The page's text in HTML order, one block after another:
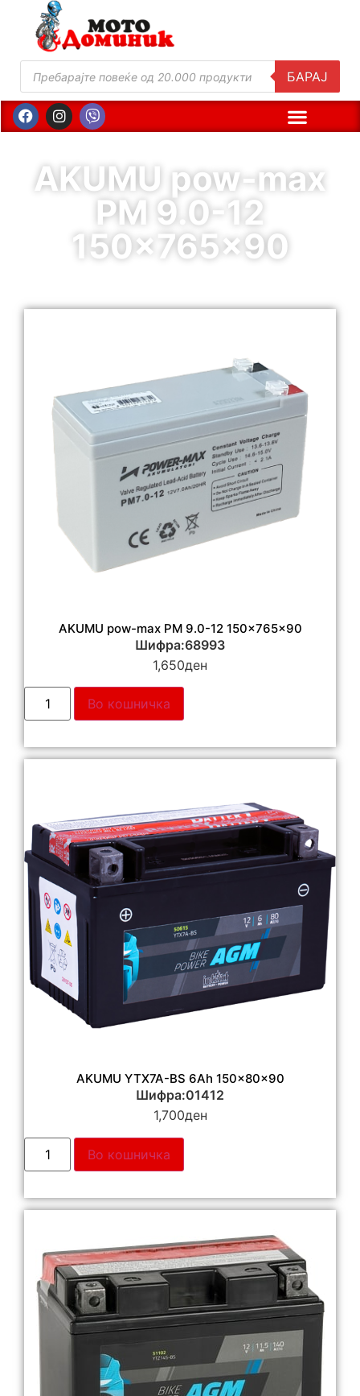
БАРАЈ
AKUMU pow-max
PM 9.0-12
150x765x90
AKUMU pow-max PM 9.0-12 150x765x90
Шифра:68993
1,650ден
Во кошничка
AKUMU YTX7A-BS 6Ah 150x80x90
Шифра:01412
1,700ден
Во кошничка